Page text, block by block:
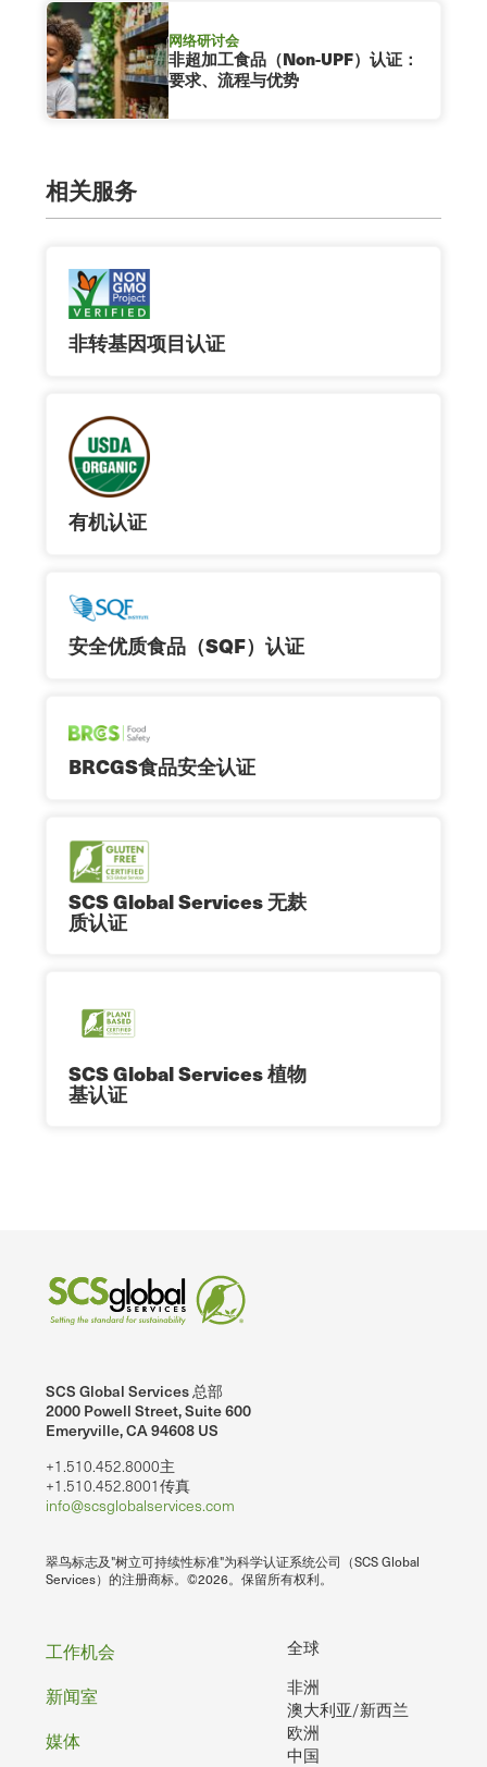
网络研讨会
非超加工食品（Non-UPF）认证：
要求、流程与优势
相关服务
非转基因项目认证
有机认证
安全优质食品（SQF）认证
BRCGS食品安全认证
SCS Global Services 无麸
质认证
SCS Global Services 植物
基认证
SCS Global Services 总部
2000 Powell Street, Suite 600
Emeryville, CA 94608 US
+1.510.452.8000主
+1.510.452.8001传真
info@scsglobalservices.com
翠鸟标志及"树立可持续性标准"为科学认证系统公司（SCS Global
Services）的注册商标。©2026。保留所有权利。
全球
非洲
澳大利亚/新西兰
欧洲
中国
页
脚
工作机会
新闻室
媒体